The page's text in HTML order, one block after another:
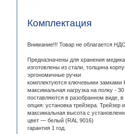
Комплектация
Внимание!!! Товар не облагается НДС.
Предназначены для хранения
изготовлены из стали, толщина
эргономичные ручки
комплектуются ключевыми замками
максимальная нагрузка на полку - 30
поставляются в разобранном виде,
опция: установка трейзера.
максимальная высота с
цвет — белый (RAL 9016)
гарантия 1 год.